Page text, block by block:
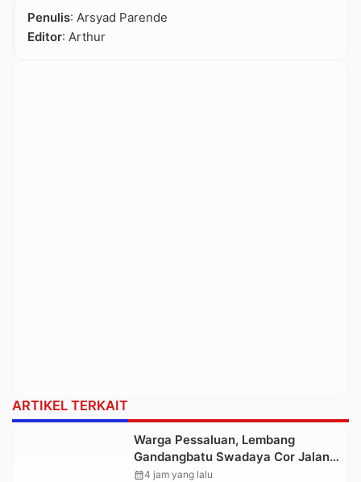
Penulis: Arsyad Parende
Editor: Arthur
ARTIKEL TERKAIT
Warga Pessaluan, Lembang
Gandangbatu Swadaya Cor Jalan
Kabupaten
calendar_month4 jam yang lalu